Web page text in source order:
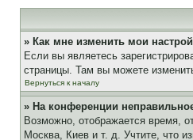
» Как мне изменить мои
Если вы являетесь
страницы. Там вы можете
Вернуться к началу
» На конференции
Возможно, отображается время,
Москва, Киев и т. д. Учтите, что